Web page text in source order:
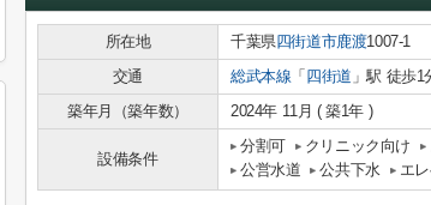
所在地 千葉県四街道市鹿渡1007-1
交通
総武本線 「 四街道 」駅 徒歩1
築年月（築年数）
2024年 11月 ( 築1年 )
設備条件
分割可 クリニック向け
公営水道
公共下水 エ